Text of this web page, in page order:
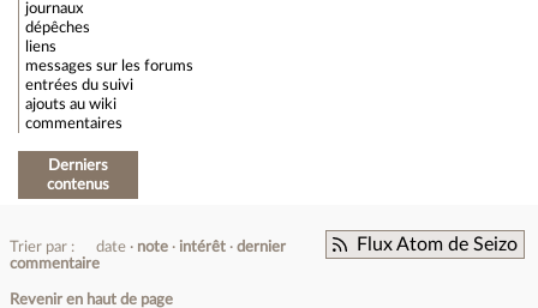
journaux
dépêches
liens
messages sur les forums
entrées du suivi
ajouts au wiki
commentaires
Derniers
contenus
Flux Atom de Seizo
Trier par : date note intérêt
dernier
commentaire
Revenir en haut de page